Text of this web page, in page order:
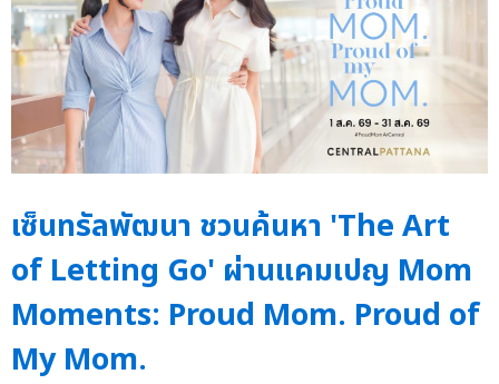
เซ็นทรัลพัฒนา ชวนค้นหา 'The Art
of Letting Go' ผ่านแคมเปญ Mom
Moments: Proud Mom. Proud of
My Mom.